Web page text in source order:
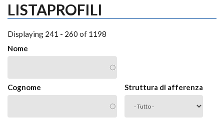
LISTAPROFILI
Displaying 241 - 260 of 1198
Nome
Cognome Struttura di afferenza